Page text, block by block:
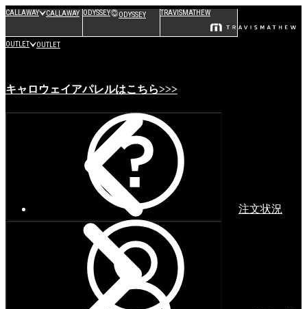
CALLAWAY CALLAWAY ODYSSEY ODYSSEY TRAVISMATHEW
OUTLET OUTLET
キャロウェイアパレルはこちら>>>
注文状況